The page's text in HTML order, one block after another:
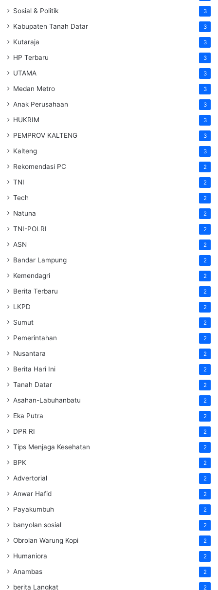
Sosial & Politik 3
Kabupaten Tanah Datar 3
Kutaraja 3
HP Terbaru 3
UTAMA 3
Medan Metro 3
Anak Perusahaan 3
HUKRIM 3
PEMPROV KALTENG 3
Kalteng 3
Rekomendasi PC 2
TNI 2
Tech 2
Natuna 2
TNI-POLRI 2
ASN 2
Bandar Lampung 2
Kemendagri 2
Berita Terbaru 2
LKPD 2
Sumut 2
Pemerintahan 2
Nusantara 2
Berita Hari Ini 2
Tanah Datar 2
Asahan-Labuhanbatu 2
Eka Putra 2
DPR RI 2
Tips Menjaga Kesehatan 2
BPK 2
Advertorial 2
Anwar Hafid 2
Payakumbuh 2
banyolan sosial 2
Obrolan Warung Kopi 2
Humaniora 2
Anambas 2
berita Langkat 2